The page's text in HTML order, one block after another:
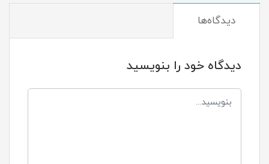
دیدگاه‌ها
دیدگاه خود را بنویسید